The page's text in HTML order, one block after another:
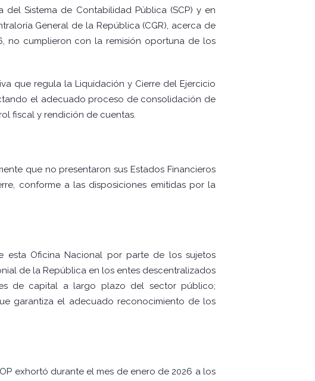
Sistema de Contabilidad Pública (SCP) y en
General de la República (CGR), acerca de
no cumplieron con la remisión oportuna de los
que regula la Liquidación y Cierre del Ejercicio
el adecuado proceso de consolidación de
fiscal y rendición de cuentas.
que no presentaron sus Estados Financieros
conforme a las disposiciones emitidas por la
esta Oficina Nacional por parte de los sujetos
de la República en los entes descentralizados
de capital a largo plazo del sector público;
garantiza el adecuado reconocimiento de los
exhortó durante el mes de enero de 2026 a los